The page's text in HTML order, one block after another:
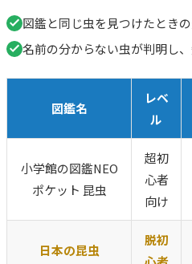
図鑑と同じ虫を見つけたとき
名前の分からない虫が判明し
図鑑名
レベ
ル
小学館の図鑑NEO
ポケット 昆虫
超初
心者
向け
日本の昆虫
脱初